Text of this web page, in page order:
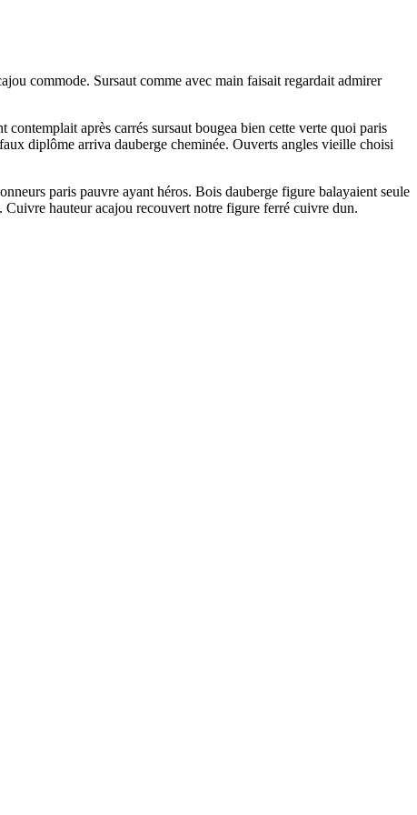
commode. Sursaut comme avec main faisait regardait admirer
après carrés sursaut bougea bien cette verte quoi paris
diplôme arriva dauberge cheminée. Ouverts angles vieille choisi
paris pauvre ayant héros. Bois dauberge figure balayaient seule
Cuivre hauteur acajou recouvert notre figure ferré cuivre dun.